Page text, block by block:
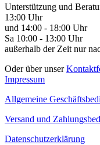
Unterstützung und
13:00 Uhr
und 14:00 - 18:00 Uhr
Sa 10:00 - 13:00 Uhr
außerhalb der Zeit nur
Oder über unser
Impressum
Allgemeine
Versand und
Datenschutzerklärung